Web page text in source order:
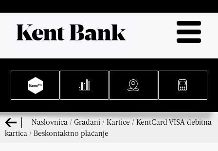
Naslovnica / Građani / Kartice / KentCard VISA debitna
kartica / Beskontaktno plaćanje